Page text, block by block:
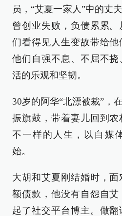
员，“艾夏一家人”中的丈
曾创业失败，负债累累
们看得见人生变故带给
他们自强不息、不屈不
活的乐观和坚韧。
30岁的阿华“北漂被裁”，
振旗鼓，带着妻儿回到
不一样的人生，以自媒
始。
大胡和艾夏刚结婚时，
额债款，他没有自怨自
起了社交平台博主。做